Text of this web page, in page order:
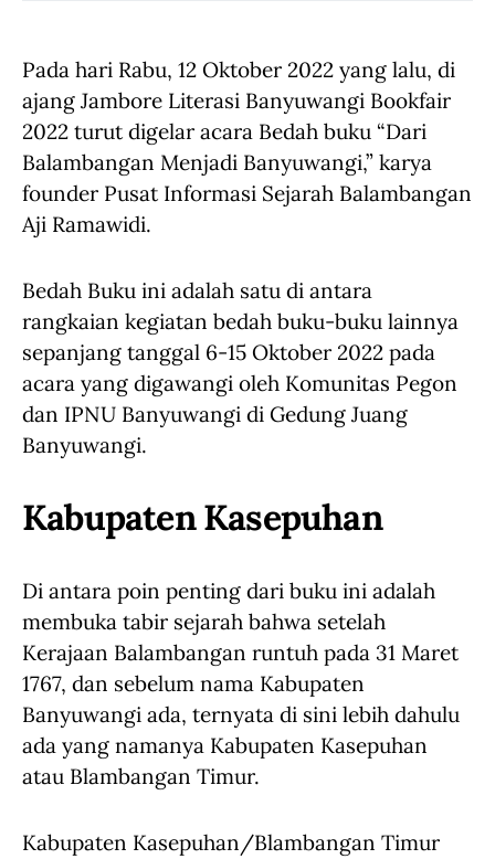
Pada hari Rabu, 12 Oktober 2022 yang lalu, di
ajang Jambore Literasi Banyuwangi Bookfair
2022 turut digelar acara Bedah buku “Dari
Balambangan Menjadi Banyuwangi,” karya
founder Pusat Informasi Sejarah Balambangan
Aji Ramawidi.
Bedah Buku ini adalah satu di antara
rangkaian kegiatan bedah buku-buku lainnya
sepanjang tanggal 6-15 Oktober 2022 pada
acara yang digawangi oleh Komunitas Pegon
dan IPNU Banyuwangi di Gedung Juang
Banyuwangi.
Kabupaten Kasepuhan
Di antara poin penting dari buku ini adalah
membuka tabir sejarah bahwa setelah
Kerajaan Balambangan runtuh pada 31 Maret
1767, dan sebelum nama Kabupaten
Banyuwangi ada, ternyata di sini lebih dahulu
ada yang namanya Kabupaten Kasepuhan
atau Blambangan Timur.
Kabupaten Kasepuhan/Blambangan Timur